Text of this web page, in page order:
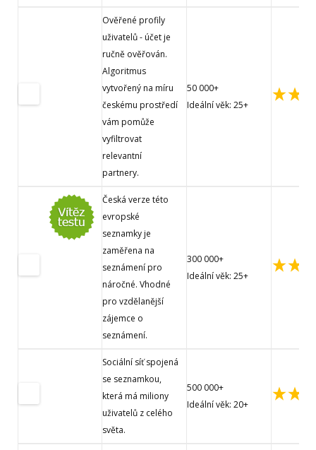
Ověřené profily
uživatelů - účet je
ručně ověřován.
Algoritmus
vytvořený na míru
českému prostředí
vám pomůže
vyfiltrovat
relevantní
partnery.
50 000+
Ideální věk: 25+
Česká verze této
evropské
seznamky je
zaměřena na
seznámení pro
náročné. Vhodné
pro vzdělanější
zájemce o
seznámení.
300 000+
Ideální věk: 25+
Sociální síť spojená
se seznamkou,
která má miliony
uživatelů z celého
světa.
500 000+
Ideální věk: 20+